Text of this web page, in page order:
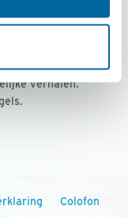
per jaar
met
verhalen.
Colofon